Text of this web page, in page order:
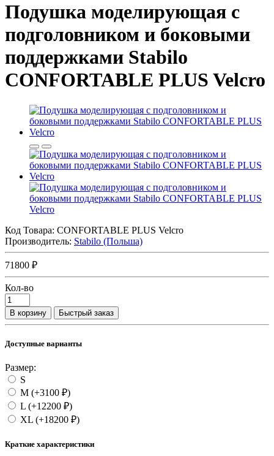
Подушка моделирующая с
подголовником и боковыми
поддержками Stabilo
CONFORTABLE PLUS Velcro
Код Товара: CONFORTABLE PLUS Velcro
Производитель: Stabilo (Польша)
71800 ₽
Кол-во
В корзину Быстрый заказ
Доступные варианты
Размер:
S
M (+3100 ₽)
L (+12200 ₽)
XL (+18200 ₽)
Краткие характеристики